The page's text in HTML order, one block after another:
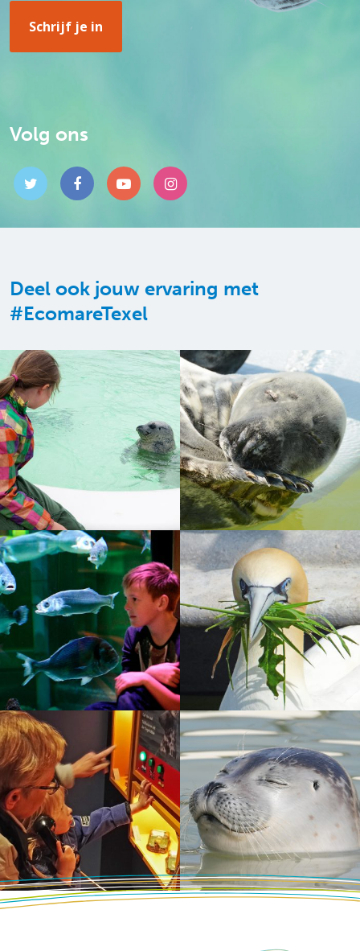
Volg ons
Deel ook jouw ervaring met
#EcomareTexel